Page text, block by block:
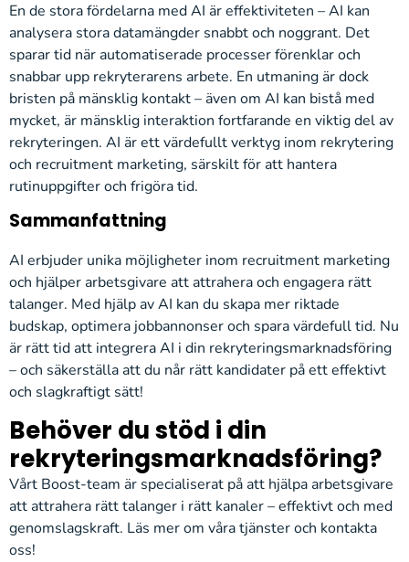
En de stora fördelarna med AI är effektiviteten – AI kan
analysera stora datamängder snabbt och noggrant. Det
sparar tid när automatiserade processer förenklar och
snabbar upp rekryterarens arbete. En utmaning är dock
bristen på mänsklig kontakt – även om AI kan bistå med
mycket, är mänsklig interaktion fortfarande en viktig del av
rekryteringen. AI är ett värdefullt verktyg inom rekrytering
och recruitment marketing, särskilt för att hantera
rutinuppgifter och frigöra tid.
Sammanfattning
AI erbjuder unika möjligheter inom recruitment marketing
och hjälper arbetsgivare att attrahera och engagera rätt
talanger. Med hjälp av AI kan du skapa mer riktade
budskap, optimera jobbannonser och spara värdefull tid. Nu
är rätt tid att integrera AI i din rekryteringsmarknadsföring
– och säkerställa att du når rätt kandidater på ett effektivt
och slagkraftigt sätt!
Behöver du stöd i din
rekryteringsmarknadsföring?
Vårt Boost-team är specialiserat på att hjälpa arbetsgivare
att attrahera rätt talanger i rätt kanaler – effektivt och med
genomslagskraft. Läs mer om våra tjänster och kontakta
oss!